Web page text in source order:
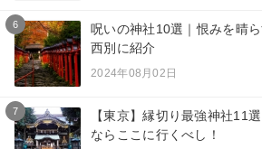
6
呪いの神社10選｜恨みを晴
西別に紹介
2024年08月02日
7
【東京】縁切り最強神社11
ならここに行くべし！